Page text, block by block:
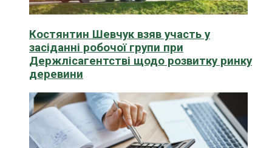
Костянтин Шевчук взяв участь у
засіданні робочої групи при
Держлісагентстві щодо розвитку ринку
деревини